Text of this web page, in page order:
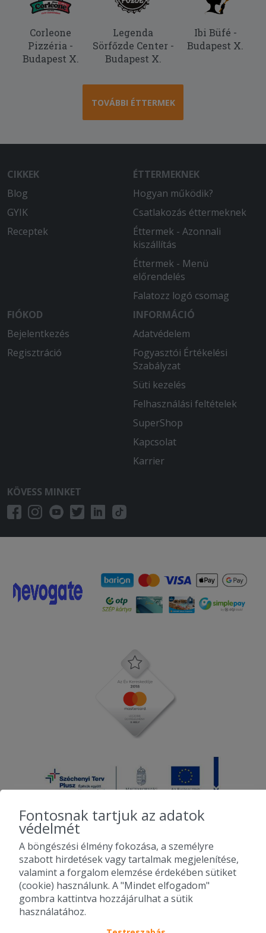
Corleone
Pizzéria -
Budapest X.
Legenda
Sörfőzde Center -
Budapest X.
Ibi Büfé -
Budapest X.
TOVÁBBI ÉTTERMEK
CIKKEK
Blog
GYIK
Receptek
ÉTTERMEKNEK
Hogyan működik?
Csatlakozás éttermeknek
Éttermek - Azonnali
kiszállítás
Éttermek - Menü
előrendelés
Falatozz logó csomag
FIÓKOD
Bejelentkezés
Regisztráció
INFORMÁCIÓ
Adatvédelem
Fogyasztói Értékelési
Szabályzat
Süti kezelés
Felhasználási feltételek
SuperShop
Kapcsolat
Karrier
KÖVESS MINKET
2010-2026 Copyright - Falatozz.hu - Diston-line Kft.
Pizza, gyros, hamburger, menük kedvező áron, egy helyen az összes
étterem ajánlata.
Fontosnak tartjuk az adatok
védelmét
A böngészési élmény fokozása, a személyre
szabott hirdetések vagy tartalmak megjelenítése,
valamint a forgalom elemzése érdekében sütiket
(cookie) használunk. A "Mindet elfogadom"
gombra kattintva hozzájárulhat a sütik
használatához.